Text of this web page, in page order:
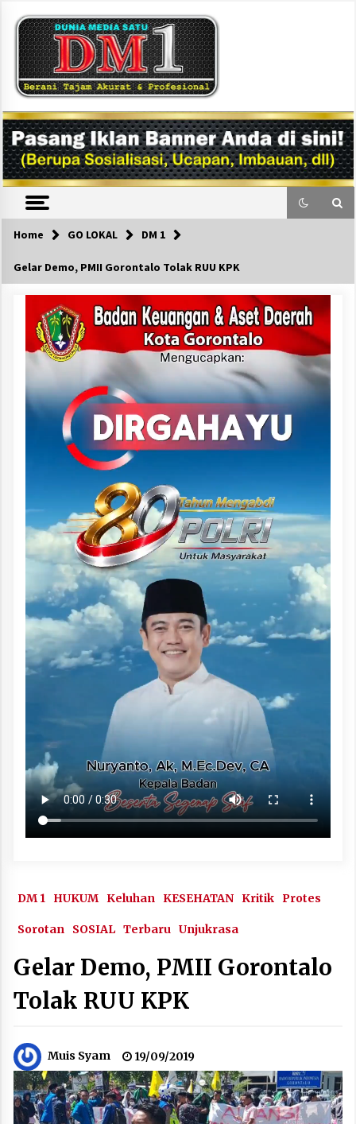
content
DM1
Home GO LOKAL DM 1
Gelar Demo, PMII Gorontalo Tolak RUU KPK
DM 1 HUKUM Keluhan KESEHATAN Kritik Protes
Sorotan SOSIAL Terbaru Unjukrasa
Gelar Demo, PMII Gorontalo
Tolak RUU KPK
Muis Syam 19/09/2019